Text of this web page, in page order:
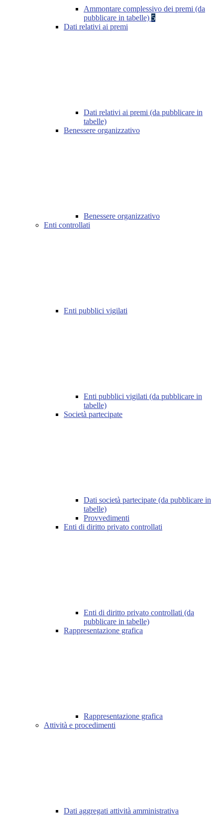
Ammontare complessivo dei premi (da
pubblicare in tabelle) 5
Dati relativi ai premi
Dati relativi ai premi (da pubblicare in
tabelle)
Benessere organizzativo
Benessere organizzativo
Enti controllati
Enti pubblici vigilati
Enti pubblici vigilati (da pubblicare in
tabelle)
Società partecipate
Dati società partecipate (da pubblicare in
tabelle)
Provvedimenti
Enti di diritto privato controllati
Enti di diritto privato controllati (da
pubblicare in tabelle)
Rappresentazione grafica
Rappresentazione grafica
Attività e procedimenti
Dati aggregati attività amministrativa